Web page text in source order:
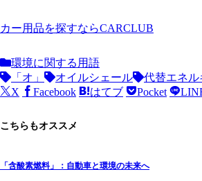
カー用品を探すならCARCLUB
環境に関する用語
「オ」
オイルシェール 代替エネル
X
Facebook はてブ Pocket
こちらもオススメ
「含酸素燃料」：自動車と環境の未来へ